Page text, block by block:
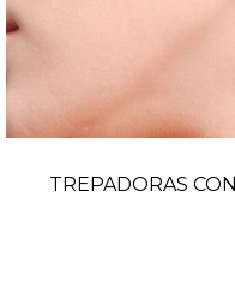
TREPADORAS